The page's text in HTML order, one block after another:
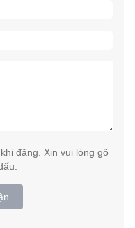
đăng. Xin vui lòng gõ